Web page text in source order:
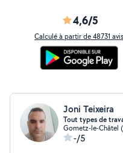
4,6/5
Calculé à partir de 48731 avis
Joni Teixeira
Tout types de
Gometz-le-Châtel
-/5